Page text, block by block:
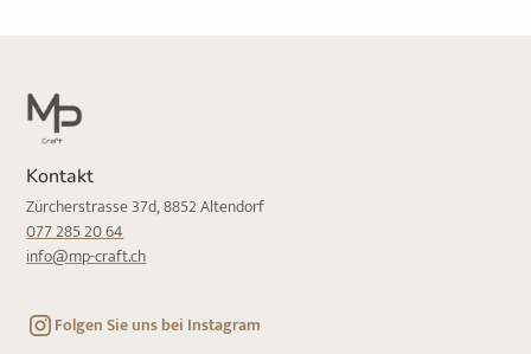
Kontakt
Zürcherstrasse 37d, 8852 Altendorf
077 285 20 64
info@mp-craft.ch
Folgen Sie uns bei Instagram